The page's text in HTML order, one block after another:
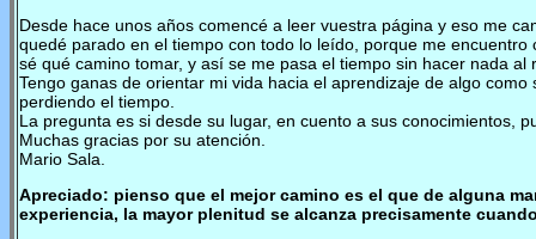
Desde hace unos años comencé a leer vuestra página y eso me
quedé parado en el tiempo con todo lo leído, porque me
sé qué camino tomar, y así se me pasa el tiempo sin hacer nada
Tengo ganas de orientar mi vida hacia el aprendizaje de algo
perdiendo el tiempo.
La pregunta es si desde su lugar, en cuento a sus conocimientos,
Muchas gracias por su atención.
Mario Sala.
Apreciado: pienso que el mejor camino es el que de alguna
experiencia, la mayor plenitud se alcanza precisamente